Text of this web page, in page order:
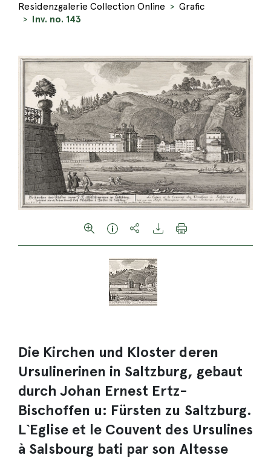
Residenzgalerie Collection Online
Grafic
Inv. no. 143
Die Kirchen und Kloster deren
Ursulinerinen in Saltzburg, gebaut
durch Johan Ernest Ertz-
Bischoffen u: Fürsten zu Saltzburg.
L`Eglise et le Couvent des Ursulines
à Salsbourg bati par son Altesse